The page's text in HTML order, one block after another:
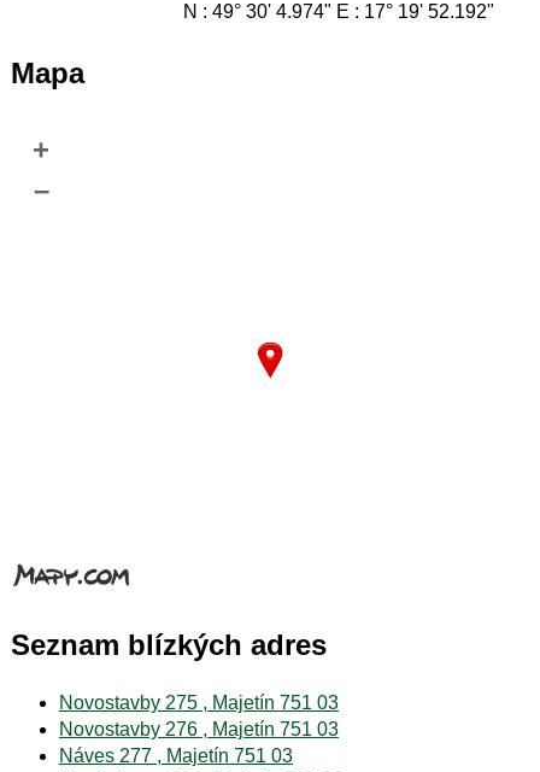
N : 49° 30' 4.974" E : 17° 19' 52.192"
Mapa
+
–
Seznam blízkých adres
Novostavby 275 , Majetín 751 03
Novostavby 276 , Majetín 751 03
Náves 277 , Majetín 751 03